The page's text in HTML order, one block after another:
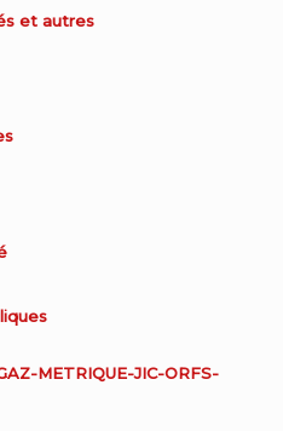
et autres
METRIQUE-JIC-ORFS-